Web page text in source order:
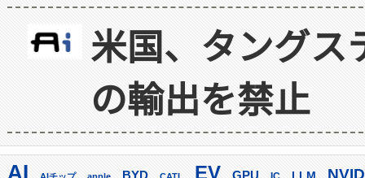
米国、タングス
の輸出を禁止
AI EV